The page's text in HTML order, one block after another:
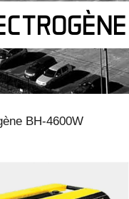
BH-4600W